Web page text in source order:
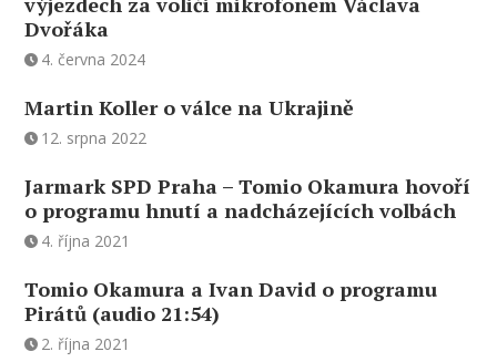
Dvořáka
4. června 2024
Martin Koller o válce na Ukrajině
12. srpna 2022
Jarmark SPD Praha – Tomio Okamura hovoří
o programu hnutí a nadcházejících volbách
4. října 2021
Tomio Okamura a Ivan David o programu
Pirátů (audio 21:54)
2. října 2021